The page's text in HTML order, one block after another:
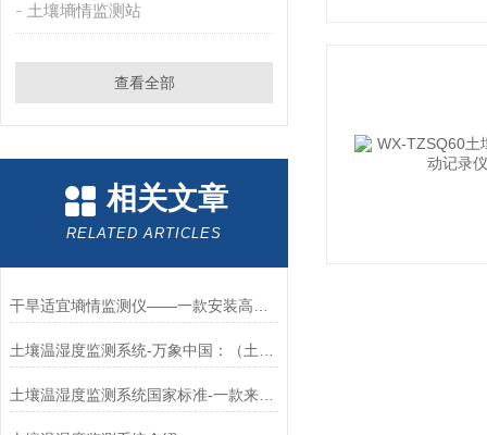
土壤墒情监测站
查看全部
相关文章
RELATED ARTICLES
土壤温湿度监测系统国家标准-一款来自于厂家的土壤温湿度记录仪*2024